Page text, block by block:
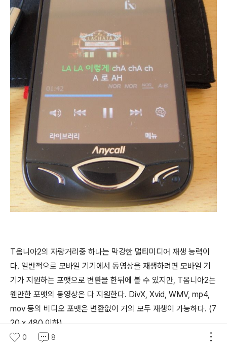
T옴니아2의 자랑거리중 하나는 막강한 멀티미디어 재생 능력이
다. 일반적으로 모바일 기기에서 동영상을 재생하려면 모바일 기
기가 지원하는 포맷으로 변환을 한뒤에 볼 수 있지만, T옴니아2는
웬만한 포맷의 동영상은 다 지원한다. DivX, Xvid, WMV, mp4,
mov 등의 비디오 포맷은 변환없이 거의 모두 재생이 가능하다. (7
20 x 480 이하)
0 8